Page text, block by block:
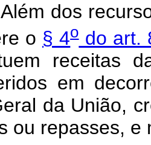
dos
o § 4odo art.
receitas
em
da União,
ou repasses, e